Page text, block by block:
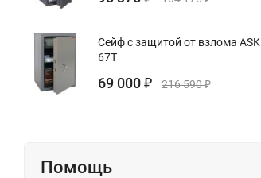
Сейф с защитой от взлома ASK
67T
69 000 ₽ 216 590₽
Помощь